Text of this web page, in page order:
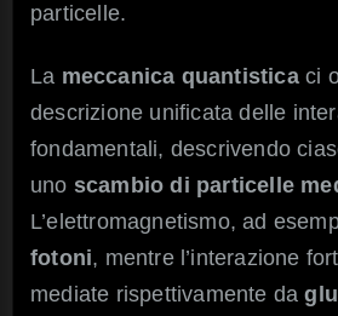
particelle.
La meccanica quantisticaci
descrizione unificata delle
fondamentali, descrivendo
uno scambio di particelle
L’elettromagnetismo, ad
fotoni, mentre l’interazione
mediate rispettivamente da